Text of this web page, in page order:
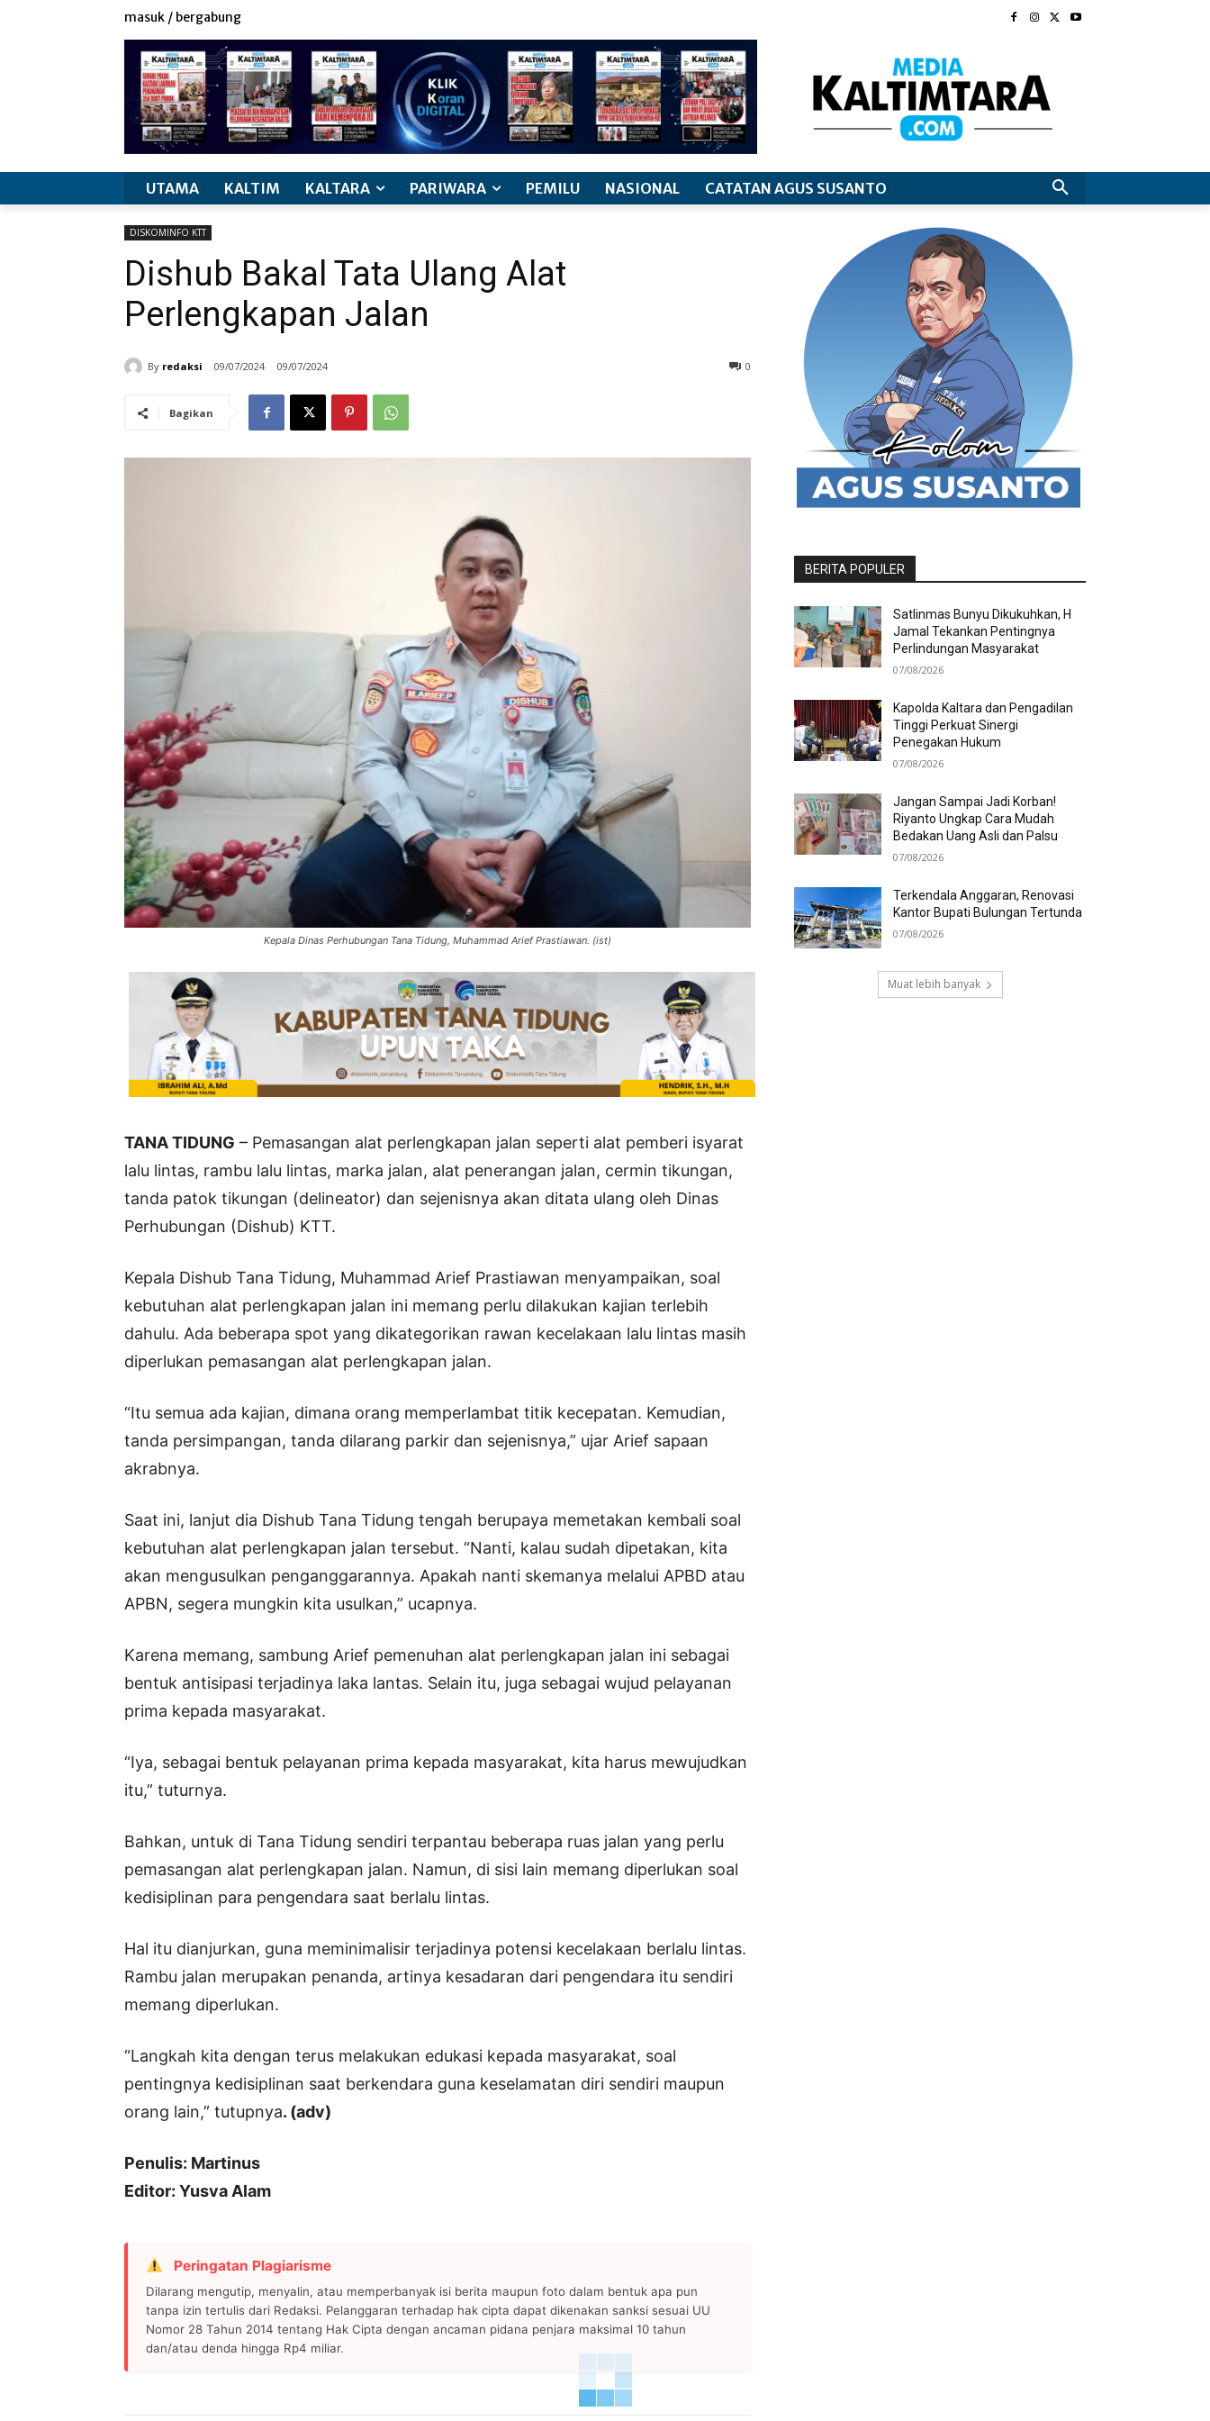
masuk / bergabung
UTAMA KALTIM KALTARA PARIWARA PEMILU NASIONAL CATATAN AGUS SUSANTO
DISKOMINFO KTT
Dishub Bakal Tata Ulang Alat
Perlengkapan Jalan
By redaksi 09/07/2024 09/07/2024 0
Bagikan
Kepala Dinas Perhubungan Tana Tidung, Muhammad Arief Prastiawan. (ist)
TANA TIDUNG – Pemasangan alat perlengkapan jalan seperti alat pemberi isyarat
lalu lintas, rambu lalu lintas, marka jalan, alat penerangan jalan, cermin tikungan,
tanda patok tikungan (delineator) dan sejenisnya akan ditata ulang oleh Dinas
Perhubungan (Dishub) KTT.
Kepala Dishub Tana Tidung, Muhammad Arief Prastiawan menyampaikan, soal
kebutuhan alat perlengkapan jalan ini memang perlu dilakukan kajian terlebih
dahulu. Ada beberapa spot yang dikategorikan rawan kecelakaan lalu lintas masih
diperlukan pemasangan alat perlengkapan jalan.
“Itu semua ada kajian, dimana orang memperlambat titik kecepatan. Kemudian,
tanda persimpangan, tanda dilarang parkir dan sejenisnya,” ujar Arief sapaan
akrabnya.
Saat ini, lanjut dia Dishub Tana Tidung tengah berupaya memetakan kembali soal
kebutuhan alat perlengkapan jalan tersebut. “Nanti, kalau sudah dipetakan, kita
akan mengusulkan penganggarannya. Apakah nanti skemanya melalui APBD atau
APBN, segera mungkin kita usulkan,” ucapnya.
Karena memang, sambung Arief pemenuhan alat perlengkapan jalan ini sebagai
bentuk antisipasi terjadinya laka lantas. Selain itu, juga sebagai wujud pelayanan
prima kepada masyarakat.
“Iya, sebagai bentuk pelayanan prima kepada masyarakat, kita harus mewujudkan
itu,” tuturnya.
Bahkan, untuk di Tana Tidung sendiri terpantau beberapa ruas jalan yang perlu
pemasangan alat perlengkapan jalan. Namun, di sisi lain memang diperlukan soal
kedisiplinan para pengendara saat berlalu lintas.
Hal itu dianjurkan, guna meminimalisir terjadinya potensi kecelakaan berlalu lintas.
Rambu jalan merupakan penanda, artinya kesadaran dari pengendara itu sendiri
memang diperlukan.
“Langkah kita dengan terus melakukan edukasi kepada masyarakat, soal
pentingnya kedisiplinan saat berkendara guna keselamatan diri sendiri maupun
orang lain,” tutupnya. (adv)
Penulis: Martinus
Editor: Yusva Alam
Peringatan Plagiarisme
Dilarang mengutip, menyalin, atau memperbanyak isi berita maupun foto dalam bentuk apa pun
tanpa izin tertulis dari Redaksi. Pelanggaran terhadap hak cipta dapat dikenakan sanksi sesuai UU
Nomor 28 Tahun 2014 tentang Hak Cipta dengan ancaman pidana penjara maksimal 10 tahun
dan/atau denda hingga Rp4 miliar.
BERITA POPULER
Satlinmas Bunyu Dikukuhkan, H
Jamal Tekankan Pentingnya
Perlindungan Masyarakat
07/08/2026
Kapolda Kaltara dan Pengadilan
Tinggi Perkuat Sinergi
Penegakan Hukum
07/08/2026
Jangan Sampai Jadi Korban!
Riyanto Ungkap Cara Mudah
Bedakan Uang Asli dan Palsu
07/08/2026
Terkendala Anggaran, Renovasi
Kantor Bupati Bulungan Tertunda
07/08/2026
Muat lebih banyak